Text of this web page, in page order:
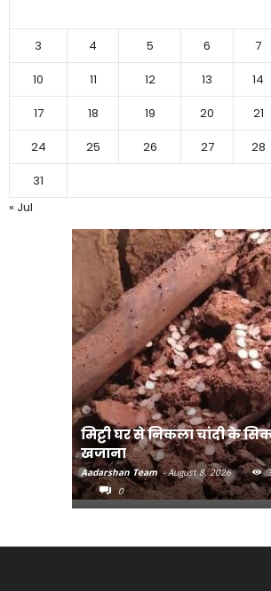
3
4 5 6 7
10
11 12 13 14
17
18 19 20 21
24
25 26 27 28
31
« Jul
मिट्टी घर से निकला चांदी के
खजाना
Aadarshan Team - August 8, 2026
0